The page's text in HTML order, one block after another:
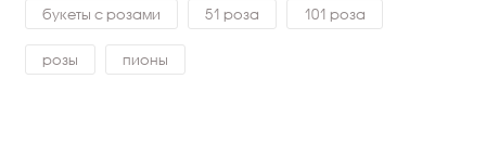
букеты с розами 51 роза 101 роза
розы пионы